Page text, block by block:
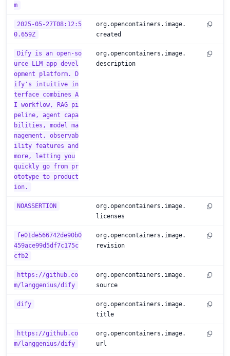
m
2025-05-27T08:12:5
0.659Z
org.opencontainers.image.
created
Dify is an open-so
urce LLM app devel
opment platform. D
ify's intuitive in
terface combines A
I workflow, RAG pi
peline, agent capa
bilities, model ma
nagement, observab
ility features and
more, letting you
quickly go from pr
ototype to product
ion.
org.opencontainers.image.
description
NOASSERTION
org.opencontainers.image.
licenses
fe01de566742de90b0
459ace99d5df7c175c
cfb2
org.opencontainers.image.
revision
https://github.co
m/langgenius/dify
org.opencontainers.image.
source
dify
org.opencontainers.image.
title
https://github.co
m/langgenius/dify
org.opencontainers.image.
url